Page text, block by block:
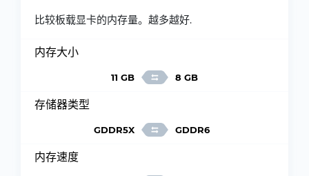
比较板载显卡的内存量。越多越好.
内存大小
11 GB 8 GB
存储器类型
GDDR5X GDDR6
内存速度